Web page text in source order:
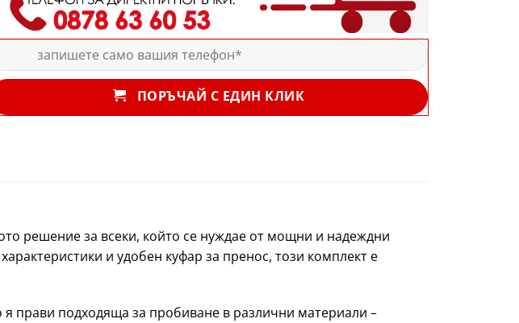
ПОРЪЧАЙ С ЕДИН КЛИК
решение за всеки, който се нуждае от мощни и надеждни
и удобен куфар за пренос, този комплект е
прави подходяща за пробиване в различни материали –